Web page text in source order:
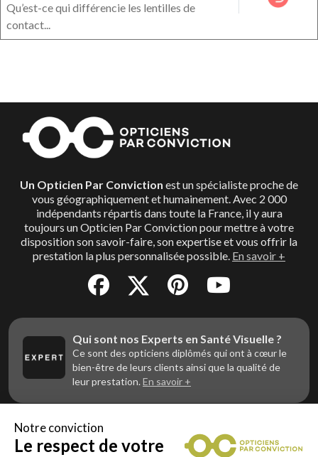
Qu’est-ce qui différencie les lentilles de
contact...
Un Opticien Par Conviction est un spécialiste proche de
vous géographiquement et humainement. Avec 2 000
indépendants répartis dans toute la France, il y aura
toujours un Opticien Par Conviction pour mettre à votre
disposition son savoir-faire, son expertise et vous offrir la
prestation la plus personnalisée possible. En savoir +
Qui sont nos Experts en Santé Visuelle ?
Ce sont des opticiens diplômés qui ont à cœur le
bien-être de leurs clients ainsi que la qualité de
leur prestation. En savoir +
Vous êtes un professionnel de la vue et
Notre conviction
Le respect de votre